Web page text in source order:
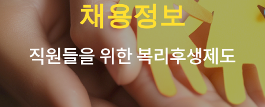
채용정보
직원들을 위한 복리후생제도